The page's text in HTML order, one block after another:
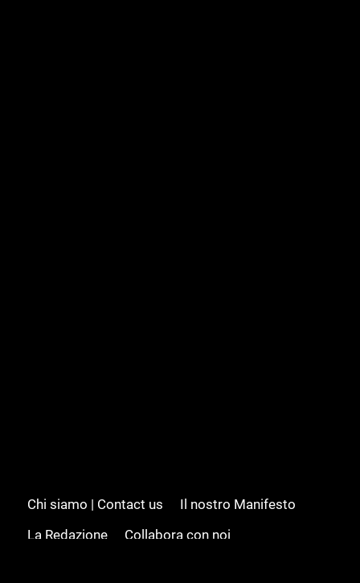
Chi siamo | Contact us
Il nostro Manifesto
La Redazione
Collabora con noi